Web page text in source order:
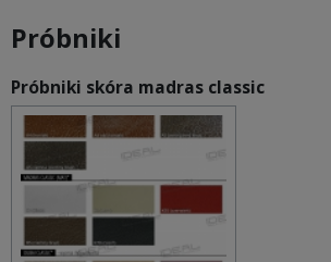
Próbniki
Próbniki skóra madras classic